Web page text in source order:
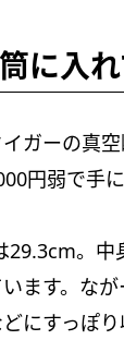
に入
ガーの真
円弱で手に
29.3cm。
ます。な
にすっぽり